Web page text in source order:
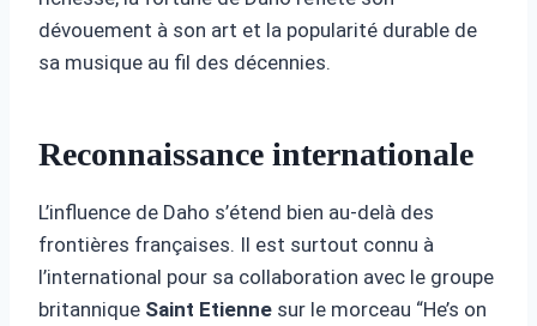
dévouement à son art et la popularité durable de
sa musique au fil des décennies.
Reconnaissance internationale
L’influence de Daho s’étend bien au-delà des
frontières françaises. Il est surtout connu à
l’international pour sa collaboration avec le groupe
britannique Saint Etienne sur le morceau “He’s on